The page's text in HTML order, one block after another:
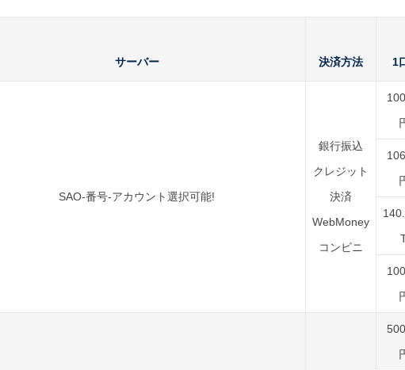
サーバー 決済方法 1
SAO-番号-アカウント選択可能!
銀行振込
クレジット
決済
WebMoney
コンビニ